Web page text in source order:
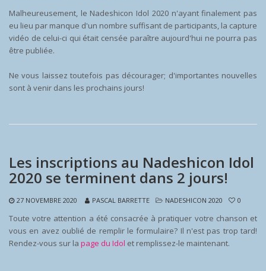
Malheureusement, le Nadeshicon Idol 2020 n'ayant finalement pas
eu lieu par manque d'un nombre suffisant de participants, la capture
vidéo de celui-ci qui était censée paraître aujourd'hui ne pourra pas
être publiée.
Ne vous laissez toutefois pas décourager; d'importantes nouvelles
sont à venir dans les prochains jours!
Les inscriptions au Nadeshicon Idol
2020 se terminent dans 2 jours!
27 NOVEMBRE 2020 PASCAL BARRETTE NADESHICON 2020 0
Toute votre attention a été consacrée à pratiquer votre chanson et
vous en avez oublié de remplir le formulaire? Il n'est pas trop tard!
Rendez-vous sur la page du Idol et remplissez-le maintenant.